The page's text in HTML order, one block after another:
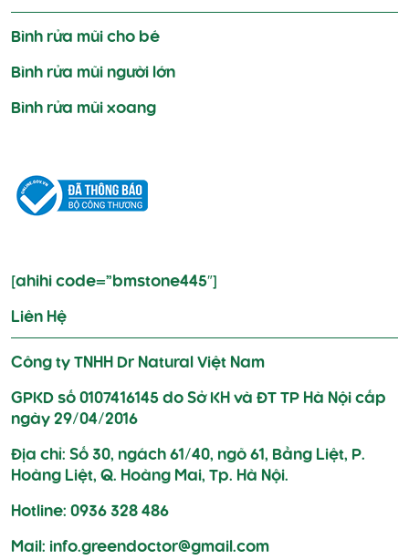
Bình rửa mũi cho bé
Bình rửa mũi người lớn
Bình rửa mũi xoang
[ahihi code=”bmstone445″]
Liên Hệ
Công ty TNHH Dr Natural Việt Nam
GPKD số 0107416145 do Sở KH và ĐT TP Hà Nội cấp
ngày 29/04/2016
Địa chỉ: Số 30, ngách 61/40, ngõ 61, Bằng Liệt, P.
Hoàng Liệt, Q. Hoàng Mai, Tp. Hà Nội.
Hotline: 0936 328 486
Mail: info.greendoctor@gmail.com